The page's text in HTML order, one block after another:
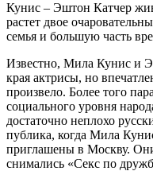
Кунис – Эштон Катчер
растет двое
семья и большую часть
Известно, Мила Кунис и
края актрисы, но
произвело. Более того
социального уровня
достаточно неплохо
публика, когда Мила
приглашены в Москву.
снимались «Секс по